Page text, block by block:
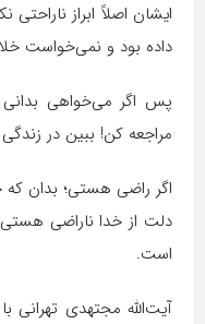
ایشان اصلاً ابراز
داده بود و نمی‌خواست
پس اگر می‌خواهی
مراجعه کن! ببین در
اگر راضی هستی؛ بدان
دلت از خدا ناراضی
است.
آیت‌الله مجتهدی تهرانی